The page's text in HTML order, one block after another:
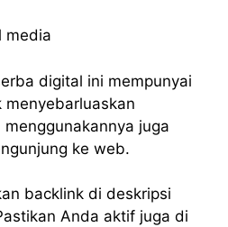
media
digital ini mempunyai
juga
ke web.
backlink di deskripsi
Anda aktif juga di